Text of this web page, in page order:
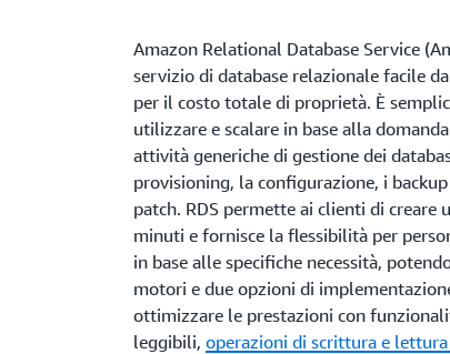
Amazon Relational Database Service
servizio di database relazionale facile
per il costo totale di proprietà. È
utilizzare e scalare in base alla
attività generiche di gestione dei
provisioning, la configurazione, i
patch. RDS permette ai clienti di creare
minuti e fornisce la flessibilità per
in base alle specifiche necessità,
motori e due opzioni di
ottimizzare le prestazioni con
leggibili,operazioni di scrittura e